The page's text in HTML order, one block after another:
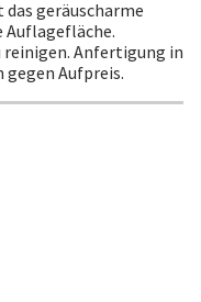
geräuscharme
Auflagefläche.
Anfertigung in
gegen Aufpreis.